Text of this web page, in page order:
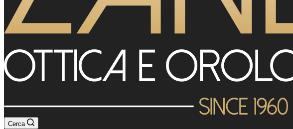
Cerca